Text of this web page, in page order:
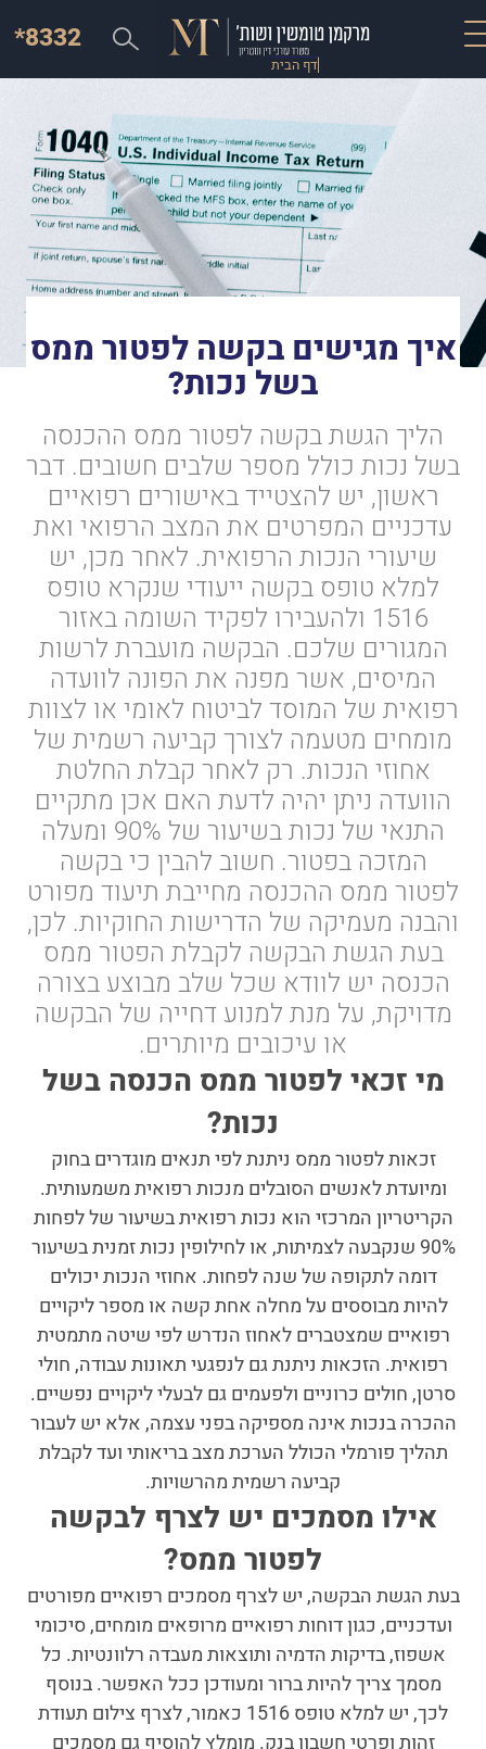
דף הבית
*8332
איך מגישים בקשה לפטור ממס
בשל נכות?
הליך הגשת בקשה לפטור ממס ההכנסה
בשל נכות כולל מספר שלבים חשובים. דבר
ראשון, יש להצטייד באישורים רפואיים
עדכניים המפרטים את המצב הרפואי ואת
שיעורי הנכות הרפואית. לאחר מכן, יש
למלא טופס בקשה ייעודי שנקרא טופס
1516 ולהעבירו לפקיד השומה באזור
המגורים שלכם. הבקשה מועברת לרשות
המיסים, אשר מפנה את הפונה לוועדה
רפואית של המוסד לביטוח לאומי או לצוות
מומחים מטעמה לצורך קביעה רשמית של
אחוזי הנכות. רק לאחר קבלת החלטת
הוועדה ניתן יהיה לדעת האם אכן מתקיים
התנאי של נכות בשיעור של 90% ומעלה
המזכה בפטור. חשוב להבין כי בקשה
לפטור ממס ההכנסה מחייבת תיעוד מפורט
והבנה מעמיקה של הדרישות החוקיות. לכן,
בעת הגשת הבקשה לקבלת הפטור ממס
הכנסה יש לוודא שכל שלב מבוצע בצורה
מדויקת, על מנת למנוע דחייה של הבקשה
או עיכובים מיותרים.
מי זכאי לפטור ממס הכנסה בשל
נכות?
זכאות לפטור ממס ניתנת לפי תנאים מוגדרים בחוק
ומיועדת לאנשים הסובלים מנכות רפואית משמעותית.
הקריטריון המרכזי הוא נכות רפואית בשיעור של לפחות
90% שנקבעה לצמיתות, או לחילופין נכות זמנית בשיעור
דומה לתקופה של שנה לפחות. אחוזי הנכות יכולים
להיות מבוססים על מחלה אחת קשה או מספר ליקויים
רפואיים שמצטברים לאחוז הנדרש לפי שיטה מתמטית
רפואית. הזכאות ניתנת גם לנפגעי תאונות עבודה, חולי
סרטן, חולים כרוניים ולפעמים גם לבעלי ליקויים נפשיים.
ההכרה בנכות אינה מספיקה בפני עצמה, אלא יש לעבור
תהליך פורמלי הכולל הערכת מצב בריאותי ועד לקבלת
קביעה רשמית מהרשויות.
אילו מסמכים יש לצרף לבקשה
לפטור ממס?
בעת הגשת הבקשה, יש לצרף מסמכים רפואיים מפורטים
ועדכניים, כגון דוחות רפואיים מרופאים מומחים, סיכומי
אשפוז, בדיקות הדמיה ותוצאות מעבדה רלוונטיות. כל
מסמך צריך להיות ברור ומעודכן ככל האפשר. בנוסף
לכך, יש למלא טופס 1516 כאמור, לצרף צילום תעודת
זהות ופרטי חשבון בנק. מומלץ להוסיף גם מסמכים